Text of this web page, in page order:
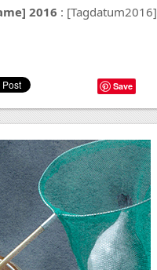
2016 : [Tagdatum2016]
Save